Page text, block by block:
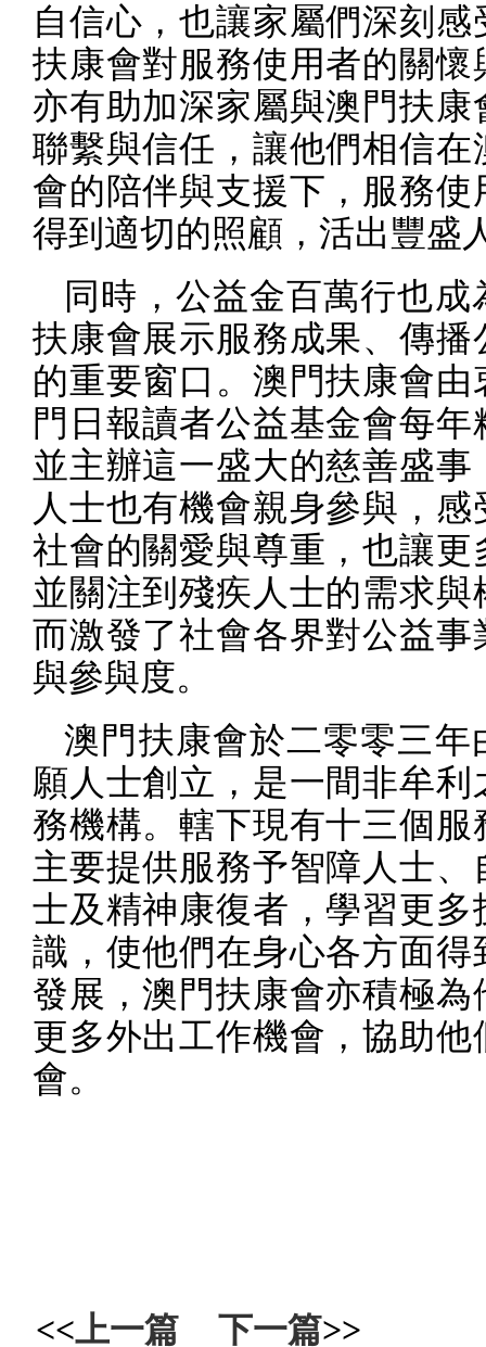
自信心，也讓家屬們深刻感
扶康會對服務使用者的關懷
亦有助加深家屬與澳門扶康
聯繫與信任，讓他們相信在
會的陪伴與支援下，服務使
得到適切的照顧，活出豐盛
同時，公益金百萬行也成
扶康會展示服務成果、傳播
的重要窗口。澳門扶康會由
門日報讀者公益基金會每年
並主辦這一盛大的慈善盛事
人士也有機會親身參與，感
社會的關愛與尊重，也讓更
並關注到殘疾人士的需求與
而激發了社會各界對公益事
與參與度。
澳門扶康會於二零零三年
願人士創立，是一間非牟利
務機構。轄下現有十三個服
主要提供服務予智障人士、
士及精神康復者，學習更多
識，使他們在身心各方面得
發展，澳門扶康會亦積極為
更多外出工作機會，協助他
會。
<<上一篇 下一篇>>